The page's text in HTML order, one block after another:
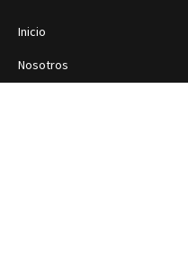
Inicio
Nosotros